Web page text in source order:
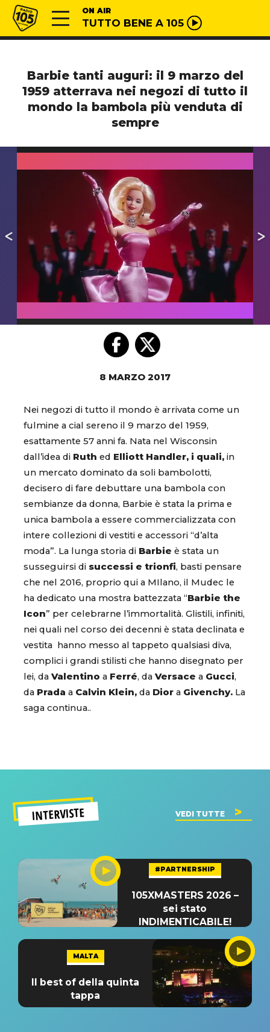
Vai al contenuto
Radio 105 ON AIR
TUTTO BENE A 105
Barbie tanti auguri: il 9 marzo del
1959 atterrava nei negozi di tutto il
mondo la bambola più venduta di
sempre
8 MARZO 2017
Nei negozi di tutto il mondo è arrivata come un
fulmine a cial sereno il 9 marzo del 1959,
esattamente 57 anni fa. Nata nel Wisconsin
dall’idea di Ruth ed Elliott Handler, i quali, in
un mercato dominato da soli bambolotti,
decisero di fare debuttare una bambola con
sembianze da donna, Barbie è stata la prima e
unica bambola a essere commercializzata con
intere collezioni di vestiti e accessori “d’alta
moda”. La lunga storia di Barbie è stata un
susseguirsi di successi e trionfi, basti pensare
che nel 2016, proprio qui a MIlano, il Mudec le
ha dedicato una mostra battezzata “Barbie the
Icon” per celebrarne l’immortalità. Glistili, infiniti,
nei quali nel corso dei decenni è stata declinata e
vestita hanno messo al tappeto qualsiasi diva,
complici i grandi stilisti che hanno disegnato per
lei, da Valentino a Ferré, da Versace a Gucci,
da Prada a Calvin Klein, da Dior a Givenchy. La
saga continua..
INTERVISTE VEDI TUTTE
#PARTNERSHIP
105XMASTERS 2026 –
sei stato
INDIMENTICABILE!
MALTA
Il best of della quinta
tappa